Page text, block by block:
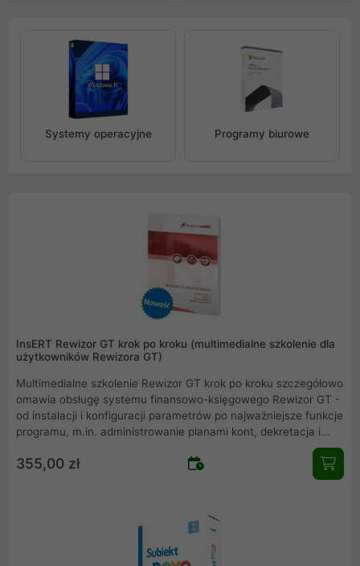
Systemy operacyjne Programy biurowe
InsERT Rewizor GT krok po kroku (multimedialne szkolenie dla
użytkowników Rewizora GT)
Multimedialne szkolenie Rewizor GT krok po kroku szczegółowo
omawia obsługę systemu finansowo-księgowego Rewizor GT -
od instalacji i konfiguracji parametrów po najważniejsze funkcje
programu, m.in. administrowanie planami kont, dekretacja i
rozrachunkami czy ewidencja i rozliczanie podatku VAT.
Omówiono również funkcje kadrowo-płacowe obsługiwane za
355,00 zł